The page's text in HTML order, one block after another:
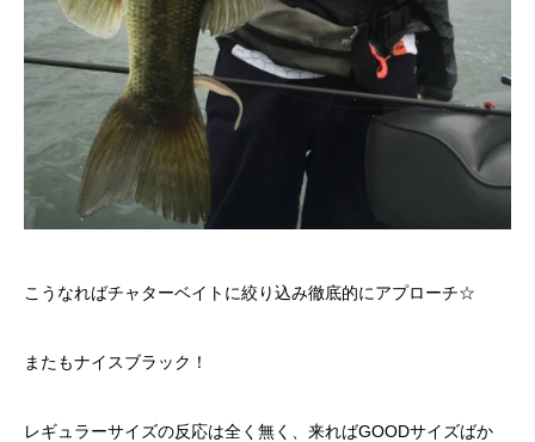
こうなればチャターベイトに絞り込み徹底的にアプローチ☆
またもナイスブラック！
レギュラーサイズの反応は全く無く、来ればGOODサイズばか